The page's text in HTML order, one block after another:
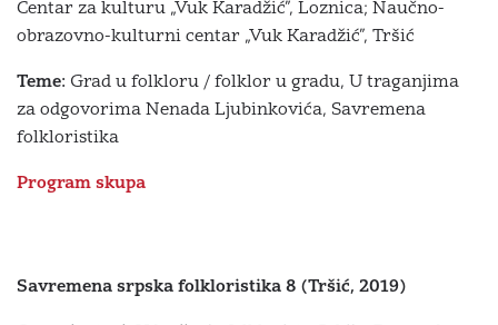
Centar za kulturu „Vuk Karadžić”, Loznica; Naučno-
obrazovno-kulturni centar „Vuk Karadžić”, Tršić
Teme: Grad u folkloru / folklor u gradu, U traganjima
za odgovorima Nenada Ljubinkovića, Savremena
folkloristika
Program skupa
Savremena srpska folkloristika 8 (Tršić, 2019)